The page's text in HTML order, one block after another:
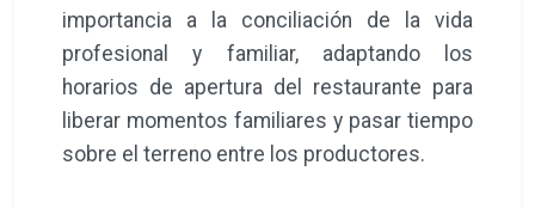
importancia a la conciliación de la vida
profesional y familiar, adaptando los
horarios de apertura del restaurante para
liberar momentos familiares y pasar tiempo
sobre el terreno entre los productores.